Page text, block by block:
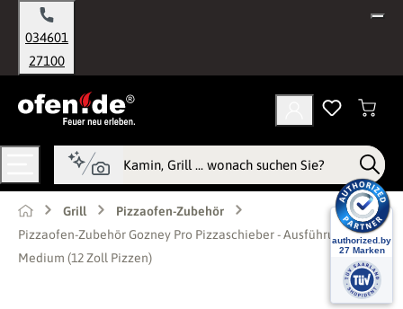
springen
034601
27100
Grill
Pizzaofen-Zubehör
Pizzaofen-Zubehör Gozney Pro Pizzaschieber - Ausführung:
Medium (12 Zoll Pizzen)